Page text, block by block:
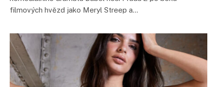
filmových hvězd jako Meryl Streep a…